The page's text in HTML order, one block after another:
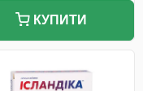
КУПИТИ